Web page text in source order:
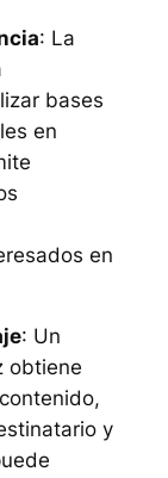
: La
bases
en
en
: Un
obtiene
y